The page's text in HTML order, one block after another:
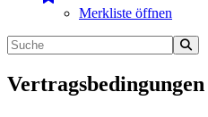
Merkliste öffnen